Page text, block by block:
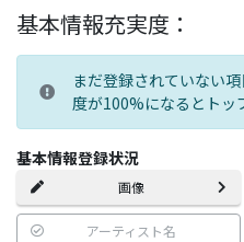
基本情報充実度：
まだ登録されていない
度が100%になるとトッ
基本情報登録状況
画像
アーティスト名